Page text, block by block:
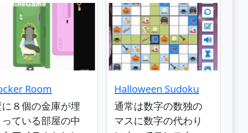
Room
８個の金庫が埋
っている部屋の中
Halloween Sudoku
通常は数字の数独の
マスに数字の代わり